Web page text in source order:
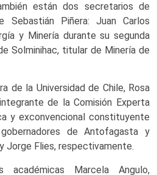
están dos secretarios de
Sebastián Piñera: Juan Carlos
y Minería durante su segunda
Solminihac, titular de Minería de
de la Universidad de Chile, Rosa
de la Comisión Experta
y exconvencional constituyente
de Antofagasta y
Jorge Flies, respectivamente.
académicas Marcela Angulo,